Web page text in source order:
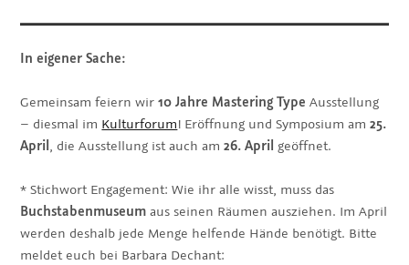
In eigener Sache:
Gemeinsam feiern wir10 Jahre Mastering Type Ausstellung
– diesmal im Kulturforum! Eröffnung und Symposium am25.
April , die Ausstellung ist auch am26. April geöffnet.
* Stichwort Engagement: Wie ihr alle wisst, muss das
Buchstabenmuseum aus seinen Räumen ausziehen. Im April
werden deshalb jede Menge helfende Hände benötigt. Bitte
meldet euch bei Barbara Dechant: